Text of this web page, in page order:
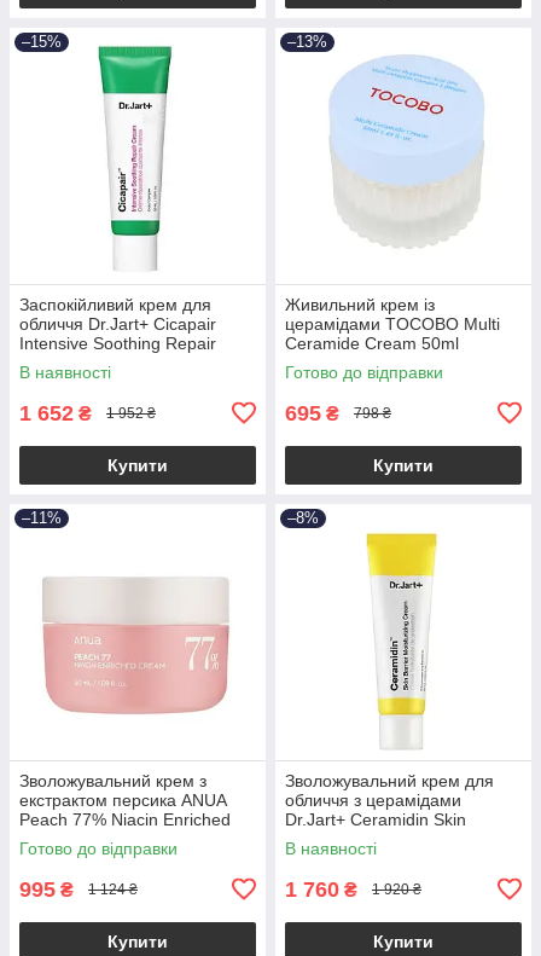
–15%
Заспокійливий крем для
обличчя Dr.Jart+ Cicapair
Intensive Soothing Repair
Cream 50ml
В наявності
1 652 ₴ 1 952 ₴
Купити
–13%
Живильний крем із
церамідами TOCOBO Multi
Ceramide Cream 50ml
Готово до відправки
695 ₴ 798 ₴
Купити
–11%
Зволожувальний крем з
екстрактом персика ANUA
Peach 77% Niacin Enriched
Cream 50ml
Готово до відправки
995 ₴ 1 124 ₴
Купити
–8%
Зволожувальний крем для
обличчя з церамідами
Dr.Jart+ Ceramidin Skin
Barrier Moisturizing Cream
50ml
В наявності
1 760 ₴ 1 920 ₴
Купити